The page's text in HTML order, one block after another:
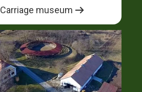
Carriage museum